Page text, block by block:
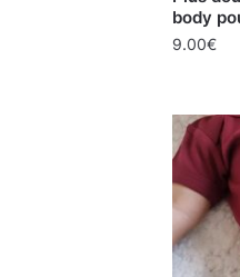
body
9.00€